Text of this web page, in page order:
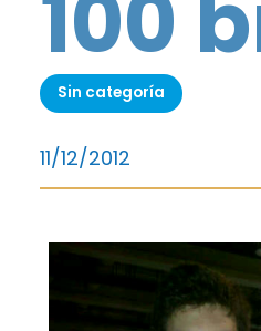
Sin categoría
11/12/2012